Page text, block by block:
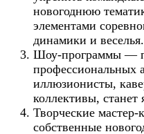
новогоднюю
элементами
динамики и веселья.
Шоу-программы —
профессиональных
иллюзионисты,
коллективы,
Творческие
собственные